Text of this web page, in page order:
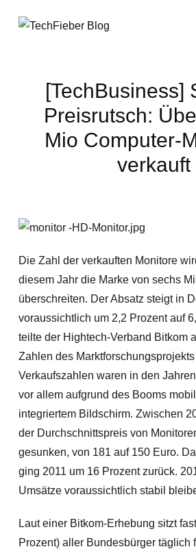
[TechBusiness]
Preisrutsch:
Mio Computer-
verkauft
Die Zahl der verkauften Monitore
diesem Jahr die Marke von sechs
überschreiten. Der Absatz steigt in
voraussichtlich um 2,2 Prozent auf
teilte der Hightech-Verband Bitkom
Zahlen des
Verkaufszahlen waren in den
vor allem aufgrund des Booms
integriertem Bildschirm. Zwischen
der Durchschnittspreis von
gesunken, von 181 auf 150 Euro.
ging 2011 um 16 Prozent zurück.
Umsätze voraussichtlich stabil
Laut einer Bitkom-Erhebung sitzt
Prozent) aller Bundesbürger täglich